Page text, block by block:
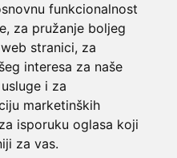
funkcionalnost
, za pružanje boljeg
stranici, za
interesa za naše
i za
marketinških
za isporuku oglasa koji
za vas.